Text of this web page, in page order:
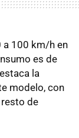
a 100 km/h en
es de
la
modelo, con
de